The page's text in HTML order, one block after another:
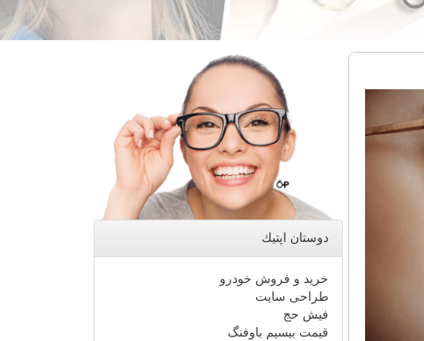
دوستان اپتیك
خرید و فروش خودرو
طراحی سایت
فیش حج
قیمت بیسیم باوفنگ